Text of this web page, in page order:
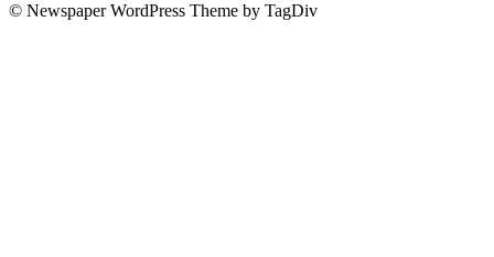
© Newspaper WordPress Theme by TagDiv